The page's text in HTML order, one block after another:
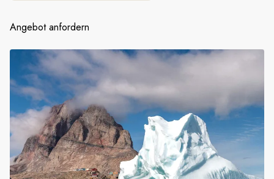
Dänemark
Norwegen
Angebot anfordern